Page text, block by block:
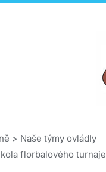
> Naše týmy ovládly
florbalového turnaje